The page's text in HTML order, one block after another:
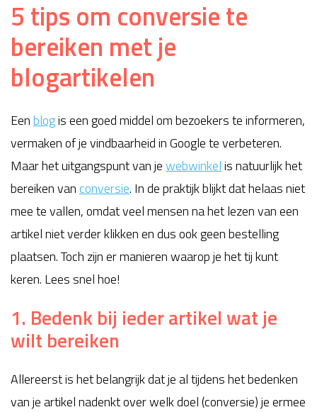
5 tips om conversie te
bereiken met je
blogartikelen
Eenblogis een goed middel om bezoekers te informeren,
vermaken of je vindbaarheid in Google te verbeteren.
Maar het uitgangspunt van jewebwinkelis natuurlijk het
bereiken vanconversie. In de praktijk blijkt dat helaas niet
mee te vallen, omdat veel mensen na het lezen van een
artikel niet verder klikken en dus ook geen bestelling
plaatsen. Toch zijn er manieren waarop je het tij kunt
keren. Lees snel hoe!
1. Bedenk bij ieder artikel wat je
wilt bereiken
Allereerst is het belangrijk dat je al tijdens het bedenken
van je artikel nadenkt over welk doel (conversie) je ermee